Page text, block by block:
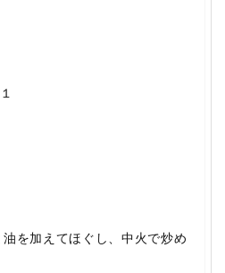
を加えてほぐし、中火で炒め